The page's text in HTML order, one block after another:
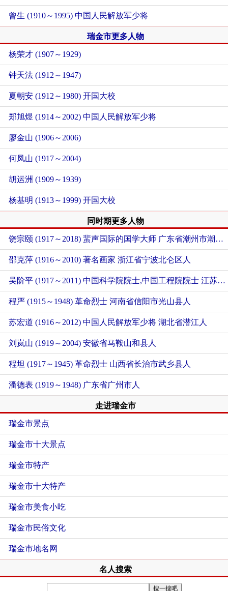
曾生 (1910～1995) 中国人民解放军少将
瑞金市更多人物
杨荣才 (1907～1929)
钟天法 (1912～1947)
夏朝安 (1912～1980) 开国大校
郑旭煜 (1914～2002) 中国人民解放军少将
廖金山 (1906～2006)
何凤山 (1917～2004)
胡运洲 (1909～1939)
杨基明 (1913～1999) 开国大校
同时期更多人物
饶宗颐 (1917～2018) 蜚声国际的国学大师 广东省潮州市潮安区人
邵克萍 (1916～2010) 著名画家 浙江省宁波北仑区人
吴阶平 (1917～2011) 中国科学院院士,中国工程院院士 江苏省常州人
程严 (1915～1948) 革命烈士 河南省信阳市光山县人
苏宏道 (1916～2012) 中国人民解放军少将 湖北省潜江人
刘岚山 (1919～2004) 安徽省马鞍山和县人
程坦 (1917～1945) 革命烈士 山西省长治市武乡县人
潘德表 (1919～1948) 广东省广州市人
走进瑞金市
瑞金市景点
瑞金市十大景点
瑞金市特产
瑞金市十大特产
瑞金市美食小吃
瑞金市民俗文化
瑞金市地名网
名人搜索